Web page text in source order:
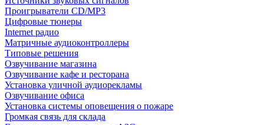
Проигрыватели CD/MP3
Цифровые тюнеры
Internet радио
Матричные аудиоконтроллеры
Типовые решения
Озвучивание магазина
Озвучивание кафе и ресторана
Установка уличной аудиорекламы
Озвучивание офиса
Установка системы оповещения о пожаре
Громкая связь для склада